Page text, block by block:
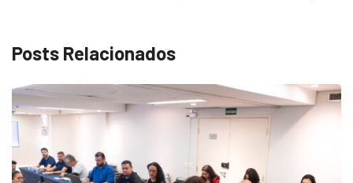
Posts Relacionados